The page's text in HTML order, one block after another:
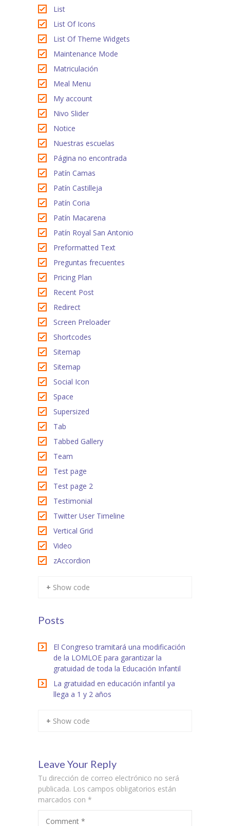
List
List Of Icons
List Of Theme Widgets
Maintenance Mode
Matriculación
Meal Menu
My account
Nivo Slider
Notice
Nuestras escuelas
Página no encontrada
Patín Camas
Patín Castilleja
Patín Coria
Patín Macarena
Patín Royal San Antonio
Preformatted Text
Preguntas frecuentes
Pricing Plan
Recent Post
Redirect
Screen Preloader
Shortcodes
Sitemap
Sitemap
Social Icon
Space
Supersized
Tab
Tabbed Gallery
Team
Test page
Test page 2
Testimonial
Twitter User Timeline
Vertical Grid
Video
zAccordion
+ Show code
Posts
El Congreso tramitará una modificación
de la LOMLOE para garantizar la
gratuidad de toda la Educación Infantil
La gratuidad en educación infantil ya
llega a 1 y 2 años
+ Show code
Leave Your Reply
Tu dirección de correo electrónico no será
publicada. Los campos obligatorios están
marcados con *
Comment *